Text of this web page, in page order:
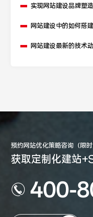
实现网站建设品牌塑
网站建设中的如何搭
网站建设最新的技术
预约网站优化策略咨询（限时
获取定制化建站
400-